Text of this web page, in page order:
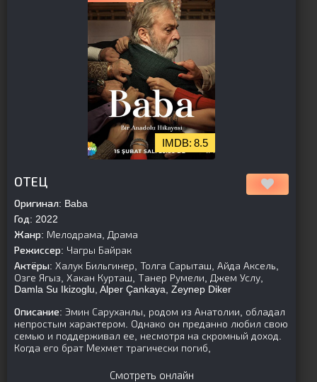
8.5
ОТЕЦ
Оригинал: Baba
Год: 2022
Жанр: Мелодрама, Драма
Режиссер: Чагры Байрак
Актёры: Халук Бильгинер, Толга Сарыташ, Айда Аксель,
Озге Ягыз, Хакан Курташ, Танер Румели, Джем Услу,
Damla Su Ikizoglu, Alper Çankaya, Zeynep Diker
Описание: Эмин Саруханлы, родом из Анатолии, обладал
непростым характером. Однако он преданно любил свою
семью и поддерживал ее, несмотря на скромный доход.
Когда его брат Мехмет трагически погиб,
Смотреть онлайн